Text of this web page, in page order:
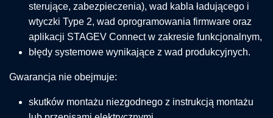
sterujące, zabezpieczenia), wad kabla ładującego i
wtyczki Type 2, wad oprogramowania firmware oraz
aplikacji STAGEV Connect w zakresie funkcjonalnym,
błędy systemowe wynikające z wad produkcyjnych.
Gwarancja nie obejmuje:
skutków montażu niezgodnego z instrukcją montażu